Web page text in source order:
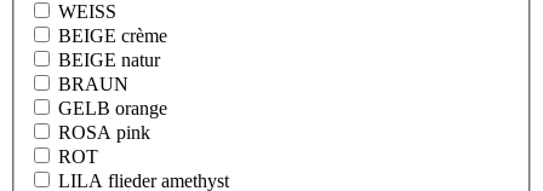
WEISS
BEIGE crème
BEIGE natur
BRAUN
GELB orange
ROSA pink
ROT
LILA flieder amethyst